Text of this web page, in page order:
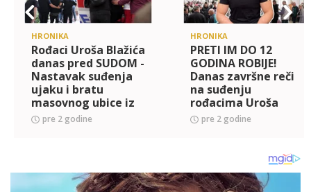
HRONIKA
Rođaci Uroša Blažića
danas pred SUDOM -
Nastavak suđenja
ujaku i bratu
masovnog ubice iz
Dubone: Evo koja
kazna im preti i za
pre 2 godine
HRONIKA
PRETI IM DO 12
GODINA ROBIJE!
Danas završne reči
na suđenju
rođacima Uroša
Blažića - evo šta im
se tačno stavlja na
pre 2 godine